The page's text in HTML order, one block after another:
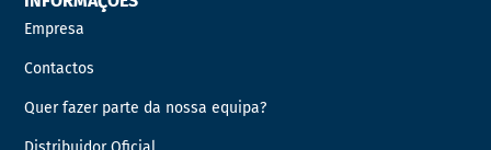
Empresa
Contactos
Quer fazer parte da nossa equipa?